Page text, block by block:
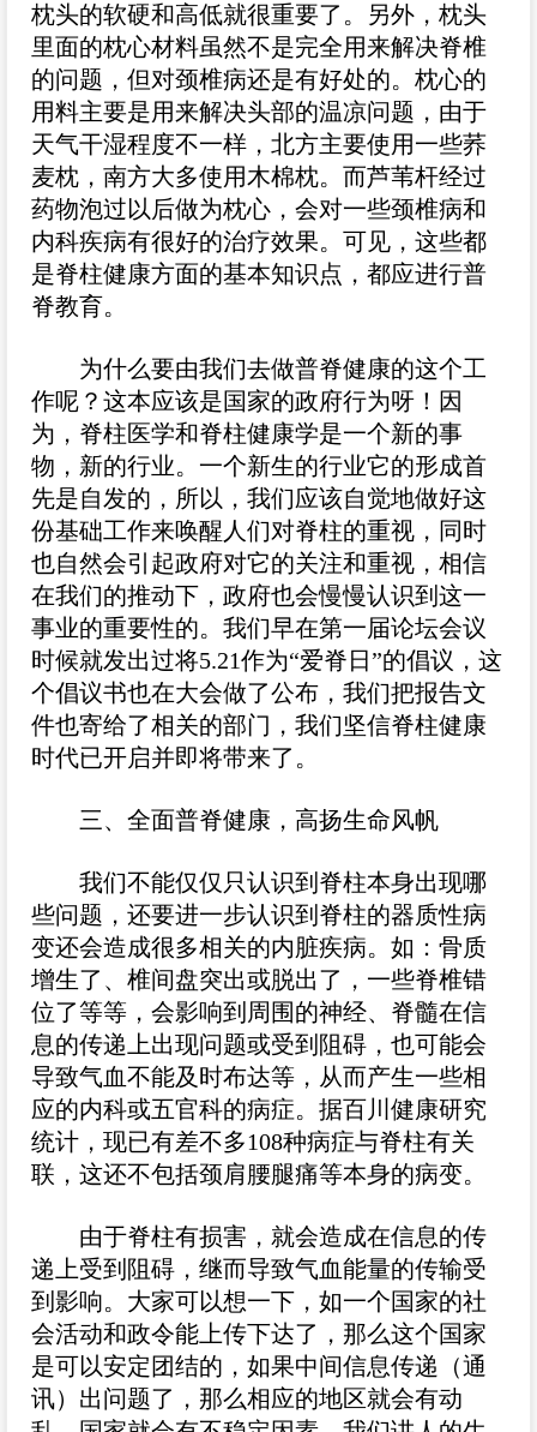
枕头的软硬和高低就很重要了。另外，枕头
里面的枕心材料虽然不是完全用来解决脊椎
的问题，但对颈椎病还是有好处的。枕心的
用料主要是用来解决头部的温凉问题，由于
天气干湿程度不一样，北方主要使用一些荞
麦枕，南方大多使用木棉枕。而芦苇杆经过
药物泡过以后做为枕心，会对一些颈椎病和
内科疾病有很好的治疗效果。可见，这些都
是脊柱健康方面的基本知识点，都应进行普
脊教育。
为什么要由我们去做普脊健康的这个工
作呢？这本应该是国家的政府行为呀！因
为，脊柱医学和脊柱健康学是一个新的事
物，新的行业。一个新生的行业它的形成首
先是自发的，所以，我们应该自觉地做好这
份基础工作来唤醒人们对脊柱的重视，同时
也自然会引起政府对它的关注和重视，相信
在我们的推动下，政府也会慢慢认识到这一
事业的重要性的。我们早在第一届论坛会议
时候就发出过将5.21作为“爱脊日”的倡议，这
个倡议书也在大会做了公布，我们把报告文
件也寄给了相关的部门，我们坚信脊柱健康
时代已开启并即将带来了。
三、全面普脊健康，高扬生命风帆
我们不能仅仅只认识到脊柱本身出现哪
些问题，还要进一步认识到脊柱的器质性病
变还会造成很多相关的内脏疾病。如：骨质
增生了、椎间盘突出或脱出了，一些脊椎错
位了等等，会影响到周围的神经、脊髓在信
息的传递上出现问题或受到阻碍，也可能会
导致气血不能及时布达等，从而产生一些相
应的内科或五官科的病症。据百川健康研究
统计，现已有差不多108种病症与脊柱有关
联，这还不包括颈肩腰腿痛等本身的病变。
由于脊柱有损害，就会造成在信息的传
递上受到阻碍，继而导致气血能量的传输受
到影响。大家可以想一下，如一个国家的社
会活动和政令能上传下达了，那么这个国家
是可以安定团结的，如果中间信息传递（通
讯）出问题了，那么相应的地区就会有动